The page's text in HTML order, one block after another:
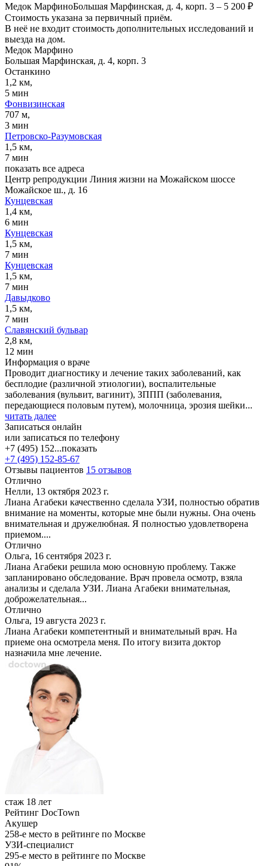
Медок МарфиноБольшая Марфинская, д. 4, корп. 3 – 5 200 ₽
Стоимость указана за первичный приём.
В неё не входит стоимость дополнительных исследований и
выезда на дом.
Медок Марфино
Большая Марфинская, д. 4, корп. 3
Останкино
1,2 км,
5 мин
Фонвизинская
707 м,
3 мин
Петровско-Разумовская
1,5 км,
7 мин
показать все адреса
Центр репродукции Линия жизни на Можайском шоссе
Можайское ш., д. 16
Кунцевская
1,4 км,
6 мин
Кунцевская
1,5 км,
7 мин
Кунцевская
1,5 км,
7 мин
Давыдково
1,5 км,
7 мин
Славянский бульвар
2,8 км,
12 мин
Информация о враче
Проводит диагностику и лечение таких заболеваний, как
бесплодие (различной этиологии), воспалительные
заболевания (вульвит, вагинит), ЗППП (заболевания,
передающиеся половым путем), молочница, эрозия шейки...
читать далее
Записаться онлайн
или записаться по телефону
+7 (495) 152...показать
+7 (495) 152-85-67
Отзывы пациентов 15 отзывов
Отлично
Нелли, 13 октября 2023 г.
Лиана Агабеки качественно сделала УЗИ, полностью обратив
внимание на моменты, которые мне были нужны. Она очень
внимательная и дружелюбная. Я полностью удовлетворена
приемом....
Отлично
Ольга, 16 сентября 2023 г.
Лиана Агабеки решила мою основную проблему. Также
запланировано обследование. Врач провела осмотр, взяла
анализы и сделала УЗИ. Лиана Агабеки внимательная,
доброжелательная...
Отлично
Ольга, 19 августа 2023 г.
Лиана Агабеки компетентный и внимательный врач. На
приеме она осмотрела меня. По итогу визита доктор
назначила мне лечение.
стаж 18 лет
Рейтинг DocTown
Акушер
258-е место в рейтинге по Москве
УЗИ-специалист
295-е место в рейтинге по Москве